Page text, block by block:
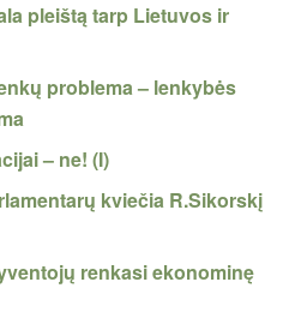
pleištą tarp Lietuvos ir
problema – lenkybės
– ne! (I)
kviečia R.Sikorskį
renkasi ekonominę